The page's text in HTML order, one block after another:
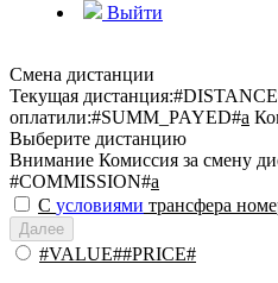
Выйти
Смена дистанции
Текущая дистанция:
оплатили:#SUMM_PAYED#a
Выберите дистанцию
Внимание Комиссия за смену
#COMMISSION#a
С условиями трансфера
Далее
#VALUE##PRICE#